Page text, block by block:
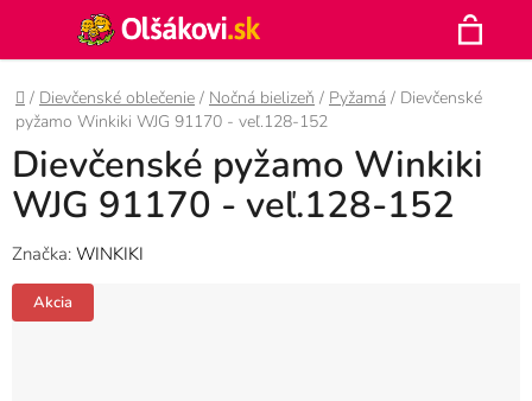
obsah
Hľadať
Domov
/ Dievčenské oblečenie / Nočná bielizeň / Pyžamá / Dievčenské
pyžamo Winkiki WJG 91170 - veľ.128-152
Dievčenské pyžamo Winkiki
WJG 91170 - veľ.128-152
Značka: WINKIKI
Akcia